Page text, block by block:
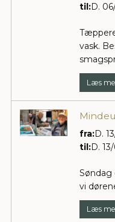
til:D.
vask.
Læs
fra:D.
til:D.
Søndag
vi
Læs